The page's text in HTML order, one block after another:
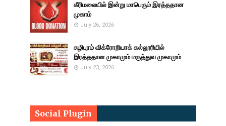
கீரிமலையில் இன்று மாபெரும் இரத்ததான
முகாம்
July 26, 2026
சுழிபுரம் விக்ரோறியாக் கல்லூரியில்
இரத்ததான முகாமும் மருத்துவ முகாமும்
July 23, 2026
Social Plugin